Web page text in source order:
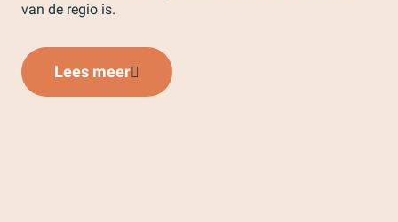
van de regio is.
Lees meer